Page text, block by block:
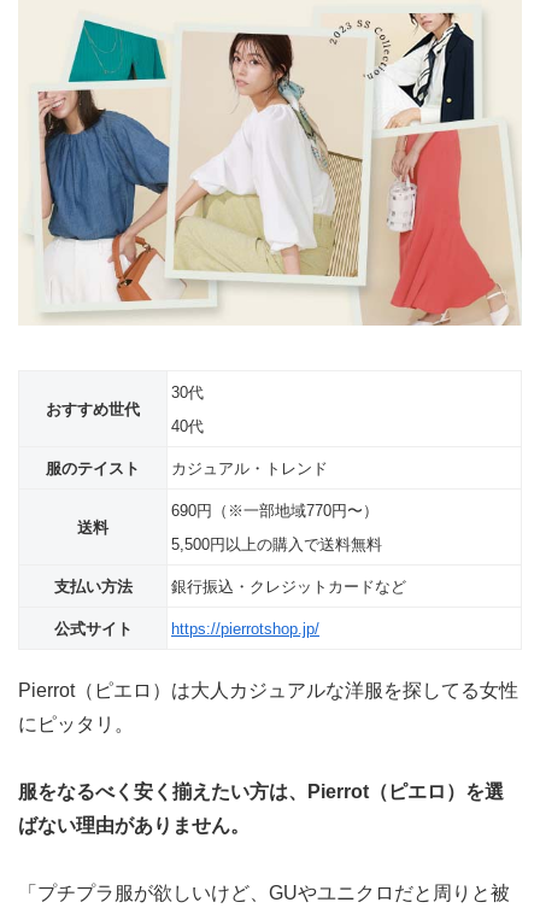
おすすめ世代
30代
40代
服のテイスト カジュアル・トレンド
送料
690円（※一部地域770円〜）
5,500円以上の購入で送料無料
支払い方法 銀行振込・クレジットカードなど
公式サイト https://pierrotshop.jp/
Pierrot（ピエロ）は大人カジュアルな洋服を探してる女性
にピッタリ。
服をなるべく安く揃えたい方は、Pierrot（ピエロ）を選
ばない理由がありません。
「プチプラ服が欲しいけど、GUやユニクロだと周りと被